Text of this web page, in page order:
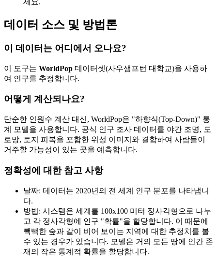
세요.
데이터 소스 및 방법론
이 데이터는 어디에서 오나요?
이 도구는 WorldPop 데이터셋(사우샘프턴 대학교)을 사용하
여 인구를 추정합니다.
어떻게 계산되나요?
단순한 인원수 계산 대신, WorldPop은 "하향식(Top-Down)" 통
계 모델을 사용합니다. 공식 인구 조사 데이터를 야간 조명, 도
로망, 토지 피복을 포함한 위성 이미지와 결합하여 사람들이
거주할 가능성이 있는 곳을 예측합니다.
정확성에 대한 참고 사항
날짜: 데이터는 2020년의 전 세계 인구 분포를 나타냅니
다.
방법: 시스템은 세계를 100x100 미터 정사각형으로 나누
고 각 정사각형에 인구 "확률"을 할당합니다. 이 때문에
빽빽한 숲과 같이 비어 보이는 지역에 대한 추정치를 볼
수 있는 경우가 있습니다. 모델은 거의 모든 땅에 인간 존
재의 작은 통계적 확률을 할당합니다.